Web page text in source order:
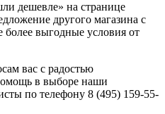
дешевле» на странице
другого магазина с
выгодные условия от
вас с радостью
в выборе наши
по телефону 8 (495) 159-55-